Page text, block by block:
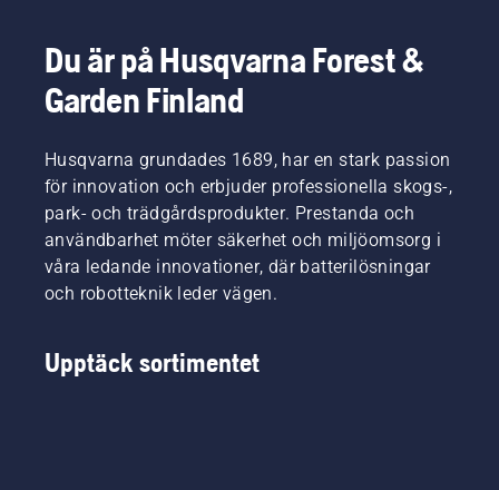
batteri
sitter
ska gör
att du
kan
arbeta
mer
bekvämt
och att
du inte
trött, så
att du
Du är på Husqvarna Forest &
Garden Finland
Husqvarna grundades 1689, har en stark passion
för innovation och erbjuder professionella skogs-,
park- och trädgårdsprodukter. Prestanda och
användbarhet möter säkerhet och miljöomsorg i
våra ledande innovationer, där batterilösningar
och robotteknik leder vägen.
Upptäck sortimentet